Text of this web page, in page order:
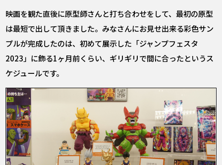
映画を観た直後に原型師さんと打ち合わせをして、最初の原型
は最短で出して頂きました。みなさんにお見せ出来る彩色サン
プルが完成したのは、初めて展示した「ジャンプフェスタ
2023」に飾る1ヶ月前くらい、ギリギリで間に合ったというス
ケジュールです。